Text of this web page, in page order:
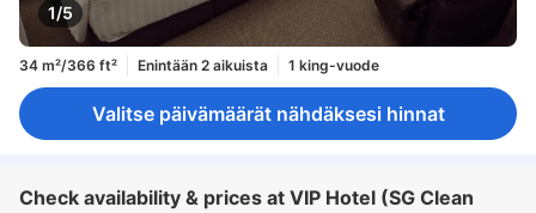
1/5
34 m²/366 ft² Enintään 2 aikuista 1 king-vuode
Valitse päivämäärät nähdäksesi hinnat
Check availability & prices at VIP Hotel (SG Clean